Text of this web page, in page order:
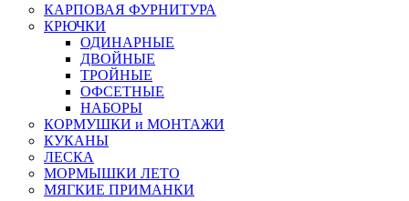
КАРПОВАЯ ФУРНИТУРА
КРЮЧКИ
ОДИНАРНЫЕ
ДВОЙНЫЕ
ТРОЙНЫЕ
ОФСЕТНЫЕ
НАБОРЫ
КОРМУШКИ и МОНТАЖИ
КУКАНЫ
ЛЕСКА
МОРМЫШКИ ЛЕТО
МЯГКИЕ ПРИМАНКИ